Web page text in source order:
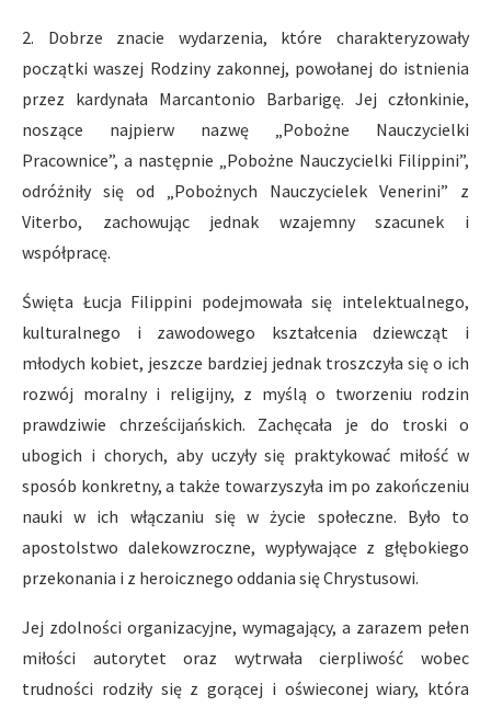
2. Dobrze znacie wydarzenia, które charakteryzowały
początki waszej Rodziny zakonnej, powołanej do istnienia
przez kardynała Marcantonio Barbarigę. Jej członkinie,
noszące najpierw nazwę „Pobożne Nauczycielki
Pracownice”, a następnie „Pobożne Nauczycielki Filippini”,
odróżniły się od „Pobożnych Nauczycielek Venerini” z
Viterbo, zachowując jednak wzajemny szacunek i
współpracę.
Święta Łucja Filippini podejmowała się intelektualnego,
kulturalnego i zawodowego kształcenia dziewcząt i
młodych kobiet, jeszcze bardziej jednak troszczyła się o ich
rozwój moralny i religijny, z myślą o tworzeniu rodzin
prawdziwie chrześcijańskich. Zachęcała je do troski o
ubogich i chorych, aby uczyły się praktykować miłość w
sposób konkretny, a także towarzyszyła im po zakończeniu
nauki w ich włączaniu się w życie społeczne. Było to
apostolstwo dalekowzroczne, wypływające z głębokiego
przekonania i z heroicznego oddania się Chrystusowi.
Jej zdolności organizacyjne, wymagający, a zarazem pełen
miłości autorytet oraz wytrwała cierpliwość wobec
trudności rodziły się z gorącej i oświeconej wiary, która